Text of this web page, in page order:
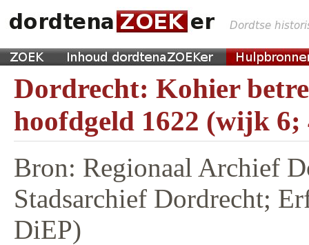
Dordrecht: Kohier
hoofdgeld 1622 (wijk 6;
Bron: Regionaal Archief
Stadsarchief Dordrecht;
DiEP)